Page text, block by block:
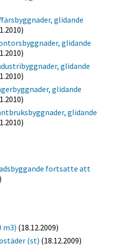
glidande
glidande
glidande
glidande
glidande
fortsatte att
m3) (18.12.2009)
(st) (18.12.2009)